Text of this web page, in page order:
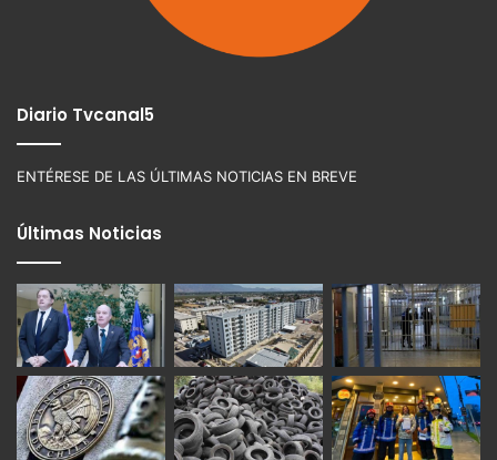
Diario Tvcanal5
ENTÉRESE DE LAS ÚLTIMAS NOTICIAS EN BREVE
Últimas Noticias